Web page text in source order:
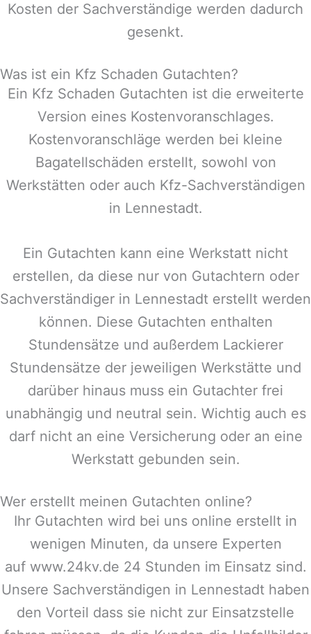
Kosten der Sachverständige werden dadurch
gesenkt.
Was ist ein Kfz Schaden Gutachten?
Ein Kfz Schaden Gutachten ist die erweiterte
Version eines Kostenvoranschlages.
Kostenvoranschläge werden bei kleine
Bagatellschäden erstellt, sowohl von
Werkstätten oder auch Kfz-Sachverständigen
in Lennestadt.
Ein Gutachten kann eine Werkstatt nicht
erstellen, da diese nur von Gutachtern oder
Sachverständiger in Lennestadt erstellt werden
können. Diese Gutachten enthalten
Stundensätze und außerdem Lackierer
Stundensätze der jeweiligen Werkstätte und
darüber hinaus muss ein Gutachter frei
unabhängig und neutral sein. Wichtig auch es
darf nicht an eine Versicherung oder an eine
Werkstatt gebunden sein.
Wer erstellt meinen Gutachten online?
Ihr Gutachten wird bei uns online erstellt in
wenigen Minuten, da unsere Experten
auf www.24kv.de 24 Stunden im Einsatz sind.
Unsere Sachverständigen in Lennestadt haben
den Vorteil dass sie nicht zur Einsatzstelle